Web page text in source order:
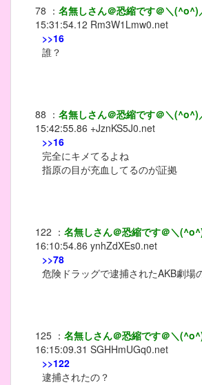
78 ： 名無しさん＠恐縮です＠＼(^o^)
15:31:54.12 Rm3W1Lmw0.net
>>16
誰？
88 ： 名無しさん＠恐縮です＠＼(^o^)
15:42:55.86 +JznKS5J0.net
>>16
完全にキメてるよね
指原の目が充血してるのが証拠
122 ： 名無しさん＠恐縮です＠＼
16:10:54.86 ynhZdXEs0.net
>>78
危険ドラッグで逮捕されたAKB劇場
125 ： 名無しさん＠恐縮です＠＼
16:15:09.31 SGHHmUGq0.net
>>122
逮捕されたの？